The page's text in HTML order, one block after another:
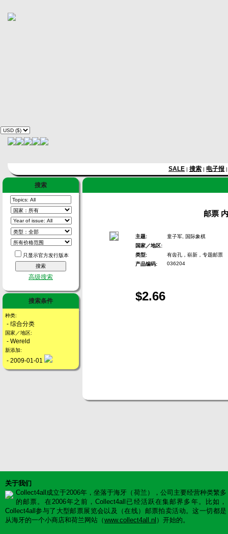
SALE | 搜索 | 电子报
搜索
只显示官方发行版本
高级搜索
搜索条件
种类:
- 综合分类
国家／地区:
- Wereld
新添加:
- 2009-01-01
邮票
主题:
童子军, 国际象棋
国家／地区:
类型:
有齿孔，崭新，专题邮票
产品编码:
036204
$2.66
关于我们
Collect4all成立于2006年，坐落于海牙（荷兰），公司主要经营种类繁多
的邮票。在2006年之前，Collect4all已经活跃在集邮界多年。比如，
Collect4all参与了大型邮票展览会以及（在线）邮票拍卖活动。这一切都是
从海牙的一个小商店和荷兰网站（www.collect4all.nl ）开始的。